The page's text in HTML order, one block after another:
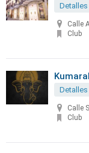
Detalles
Calle
Club
Detalles
Calle
Club